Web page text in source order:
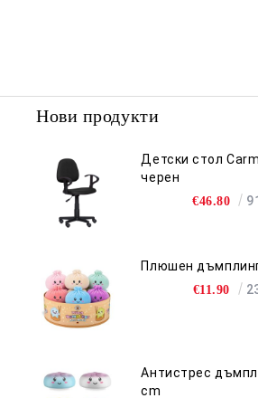
Нови продукти
Детски стол
черен
€46.80
Плюшен
€11.90
Антистрес
cm